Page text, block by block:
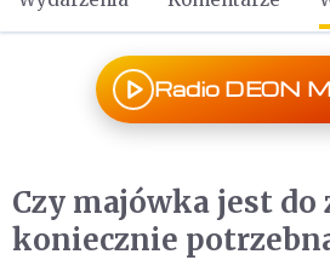
Radio DEON
Czy majówka jest do
koniecznie